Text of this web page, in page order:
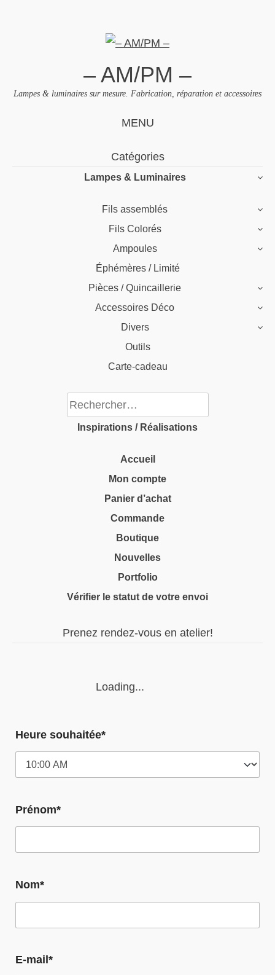
– AM/PM –
Lampes & luminaires sur mesure. Fabrication, réparation et accessoires
MENU
Catégories
Lampes & Luminaires
Fils assemblés
Fils Colorés
Ampoules
Éphémères / Limité
Pièces / Quincaillerie
Accessoires Déco
Divers
Outils
Carte-cadeau
Rechercher :
Inspirations / Réalisations
Accueil
Mon compte
Panier d’achat
Commande
Boutique
Nouvelles
Portfolio
Vérifier le statut de votre envoi
Prenez rendez-vous en atelier!
Loading...
Heure souhaitée*
Prénom*
Nom*
E-mail*